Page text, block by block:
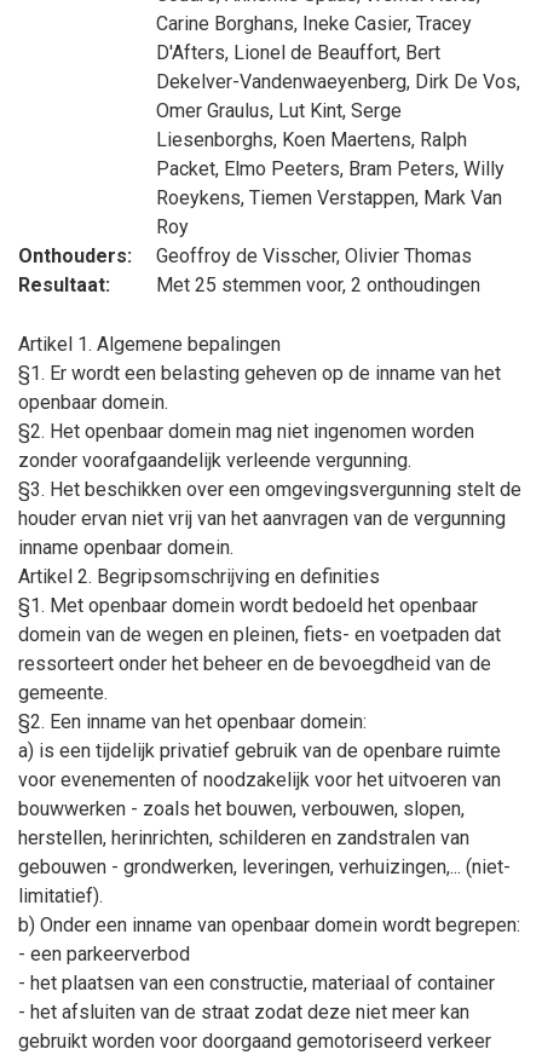
Carine Borghans, Ineke Casier, Tracey
D'Afters, Lionel de Beauffort, Bert
Dekelver-Vandenwaeyenberg, Dirk De Vos,
Omer Graulus, Lut Kint, Serge
Liesenborghs, Koen Maertens, Ralph
Packet, Elmo Peeters, Bram Peters, Willy
Roeykens, Tiemen Verstappen, Mark Van
Roy
Onthouders:
Geoffroy de Visscher, Olivier Thomas
Resultaat:
Met 25 stemmen voor, 2 onthoudingen
Artikel 1. Algemene bepalingen
§1. Er wordt een belasting geheven op de inname van het
openbaar domein.
§2. Het openbaar domein mag niet ingenomen worden
zonder voorafgaandelijk verleende vergunning.
§3. Het beschikken over een omgevingsvergunning stelt de
houder ervan niet vrij van het aanvragen van de vergunning
inname openbaar domein.
Artikel 2. Begripsomschrijving en definities
§1. Met openbaar domein wordt bedoeld het openbaar
domein van de wegen en pleinen, fiets- en voetpaden dat
ressorteert onder het beheer en de bevoegdheid van de
gemeente.
§2. Een inname van het openbaar domein:
a) is een tijdelijk privatief gebruik van de openbare ruimte
voor evenementen of noodzakelijk voor het uitvoeren van
bouwwerken - zoals het bouwen, verbouwen, slopen,
herstellen, herinrichten, schilderen en zandstralen van
gebouwen - grondwerken, leveringen, verhuizingen,... (niet-
limitatief).
b) Onder een inname van openbaar domein wordt begrepen:
- een parkeerverbod
- het plaatsen van een constructie, materiaal of container
- het afsluiten van de straat zodat deze niet meer kan
gebruikt worden voor doorgaand gemotoriseerd verkeer